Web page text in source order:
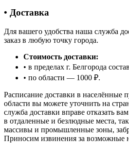
• Доставка
Для вашего удобства наша служба
заказ в любую точку города.
Стоимость доставки:
• в пределах г. Белгорода
• по области — 1000 ₽.
Расписание доставки в населённые
области вы можете уточнить на
служба доставки вправе отказать
в отдаленные и безлюдные места,
массивы и промышленные зоны,
Приносим извинения за возможные